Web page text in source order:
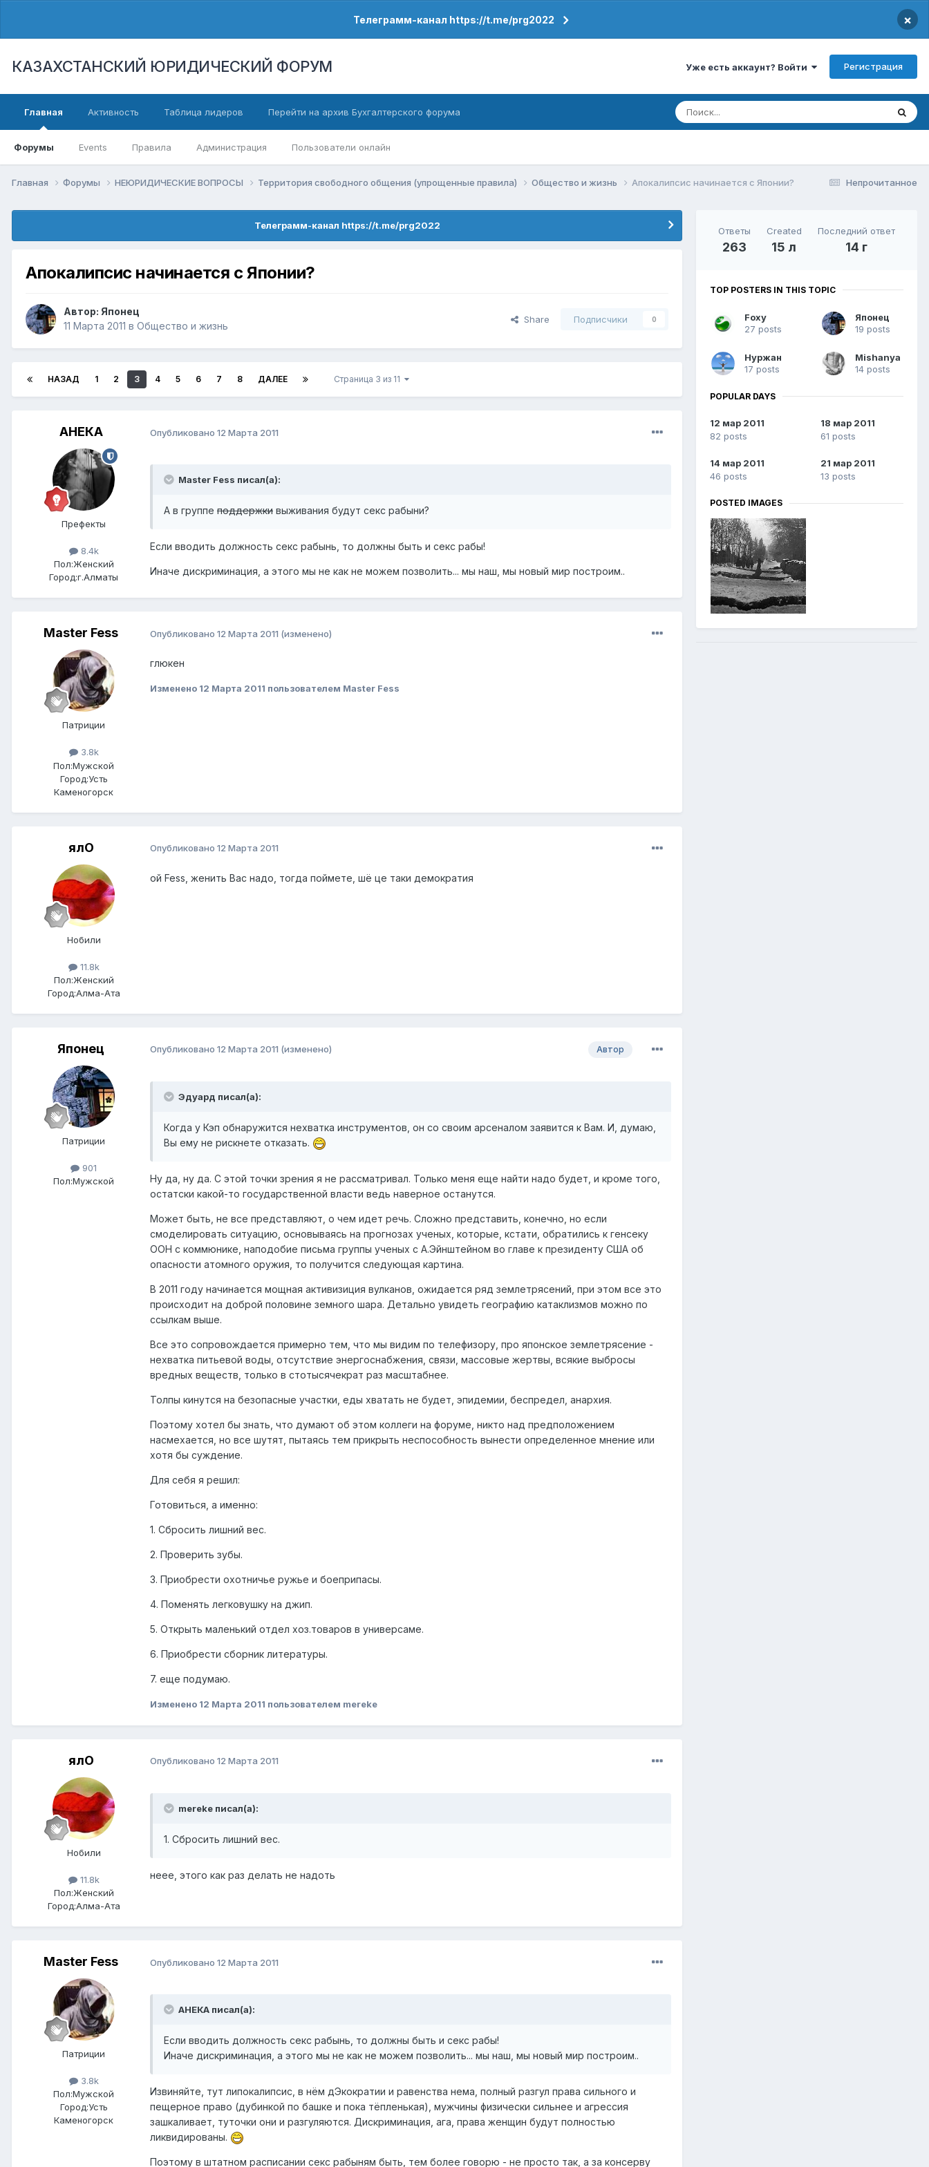
Телеграмм-канал https://t.me/prg2022 ×
КАЗАХСТАНСКИЙ ЮРИДИЧЕСКИЙ ФОРУМ Уже есть аккаунт? Войти Регистрация
Главная
Форумы Events Правила Администрация Пользователи онлайн
Активность Таблица лидеров Перейти на архив Бухгалтерского форума
Непрочитанное
Главная Форумы НЕЮРИДИЧЕСКИЕ ВОПРОСЫ Территория свободного общения (упрощенные правила) Общество и жизнь Апокалипсис начинается с Японии?
Телеграмм-канал https://t.me/prg2022
Апокалипсис начинается с Японии?
Автор: Японец
11 Марта 2011 в Общество и жизнь
Share Подписчики 0
НАЗАД 1 2 3 4 5 6 7 8 ДАЛЕЕ Страница 3 из 11
АНЕКА
Префекты
8.4k
Пол:Женский
Город:г.Алматы
Опубликовано 12 Марта 2011
Master Fess писал(а):
А в группе поддержки выживания будут секс рабыни?
Если вводить должность секс рабынь, то должны быть и секс рабы!
Иначе дискриминация, а этого мы не как не можем позволить... мы наш, мы новый мир построим..
Master Fess
Патриции
3.8k
Пол:Мужской
Город:Усть
Каменогорск
Опубликовано 12 Марта 2011 (изменено)
глюкен
Изменено 12 Марта 2011 пользователем Master Fess
ялО
Нобили
11.8k
Пол:Женский
Город:Алма-Ата
Опубликовано 12 Марта 2011
ой Fess, женить Вас надо, тогда поймете, шё це таки демократия
Японец
Патриции
901
Пол:Мужской
Автор
Опубликовано 12 Марта 2011 (изменено)
Эдуард писал(а):
Когда у Кэп обнаружится нехватка инструментов, он со своим арсеналом заявится к Вам. И, думаю,
Вы ему не рискнете отказать.
Ну да, ну да. С этой точки зрения я не рассматривал. Только меня еще найти надо будет, и кроме того,
остатски какой-то государственной власти ведь наверное останутся.
Может быть, не все представляют, о чем идет речь. Сложно представить, конечно, но если
смоделировать ситуацию, основываясь на прогнозах ученых, которые, кстати, обратились к генсеку
ООН с коммюнике, наподобие письма группы ученых с А.Эйнштейном во главе к президенту США об
опасности атомного оружия, то получится следующая картина.
В 2011 году начинается мощная активизиция вулканов, ожидается ряд землетрясений, при этом все это
происходит на доброй половине земного шара. Детально увидеть географию катаклизмов можно по
ссылкам выше.
Все это сопровождается примерно тем, что мы видим по телефизору, про японское землетрясение -
нехватка питьевой воды, отсутствие энергоснабжения, связи, массовые жертвы, всякие выбросы
вредных веществ, только в стотысячекрат раз масштабнее.
Толпы кинутся на безопасные участки, еды хватать не будет, эпидемии, беспредел, анархия.
Поэтому хотел бы знать, что думают об этом коллеги на форуме, никто над предположением
насмехается, но все шутят, пытаясь тем прикрыть неспособность вынести определенное мнение или
хотя бы суждение.
Для себя я решил:
Готовиться, а именно:
1. Сбросить лишний вес.
2. Проверить зубы.
3. Приобрести охотничье ружье и боеприпасы.
4. Поменять легковушку на джип.
5. Открыть маленький отдел хоз.товаров в универсаме.
6. Приобрести сборник литературы.
7. еще подумаю.
Изменено 12 Марта 2011 пользователем mereke
ялО
Нобили
11.8k
Пол:Женский
Город:Алма-Ата
Опубликовано 12 Марта 2011
mereke писал(а):
1. Сбросить лишний вес.
неее, этого как раз делать не надоть
Master Fess
Патриции
3.8k
Пол:Мужской
Город:Усть
Каменогорск
Опубликовано 12 Марта 2011
АНЕКА писал(а):
Если вводить должность секс рабынь, то должны быть и секс рабы!
Иначе дискриминация, а этого мы не как не можем позволить... мы наш, мы новый мир построим..
Извиняйте, тут липокалипсис, в нём дЭкократии и равенства нема, полный разгул права сильного и
пещерное право (дубинкой по башке и пока тёпленькая), мужчины физически сильнее и агрессия
зашкаливает, туточки они и разгуляются. Дискриминация, ага, права женщин будут полностью
ликвидированы.
Поэтому в штатном расписании секс рабыням быть, тем более говорю - не просто так, а за консерву
Ответы
263
Created
15 л
Последний ответ
14 г
TOP POSTERS IN THIS TOPIC
Foxy
27 posts
Японец
19 posts
Нуржан
17 posts
Mishanya
14 posts
POPULAR DAYS
12 мар 2011
82 posts
18 мар 2011
61 posts
14 мар 2011
46 posts
21 мар 2011
13 posts
POSTED IMAGES